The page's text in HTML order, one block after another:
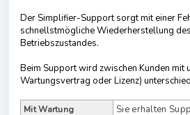
Der Simplifier-Support sorgt mit einer
schnellstmögliche Wiederherstellung
Betriebszustandes.
Beim Support wird zwischen Kunden mit
Wartungsvertrag oder Lizenz)
Mit Wartung
Sie erhalten